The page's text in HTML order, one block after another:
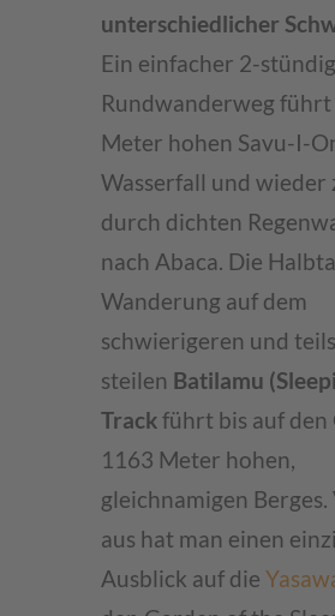
unterschiedlicher
Ein einfacher 2-
Rundwanderweg führt
Meter hohen Savu-I-
Wasserfall und wieder
durch dichten
nach Abaca. Die
Wanderung auf dem
schwierigeren und
steilen Batilamu
Trackführt bis auf den
1163 Meter hohen,
gleichnamigen Berges.
aus hat man einen
Ausblick auf die